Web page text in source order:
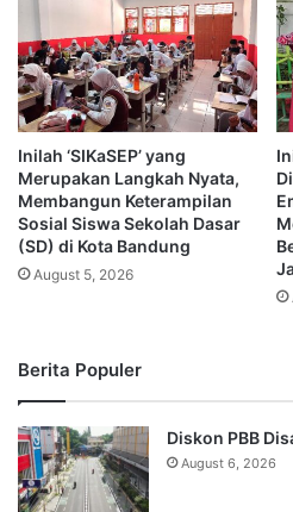
Inilah ‘SIKaSEP’ yang
Merupakan Langkah Nyata,
Membangun Keterampilan
Sosial Siswa Sekolah Dasar
(SD) di Kota Bandung
August 5, 2026
Berita Populer
Diskon PBB
August 6, 2026